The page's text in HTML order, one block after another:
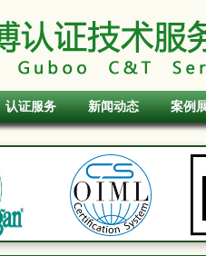
认证服务 新闻动态 案例